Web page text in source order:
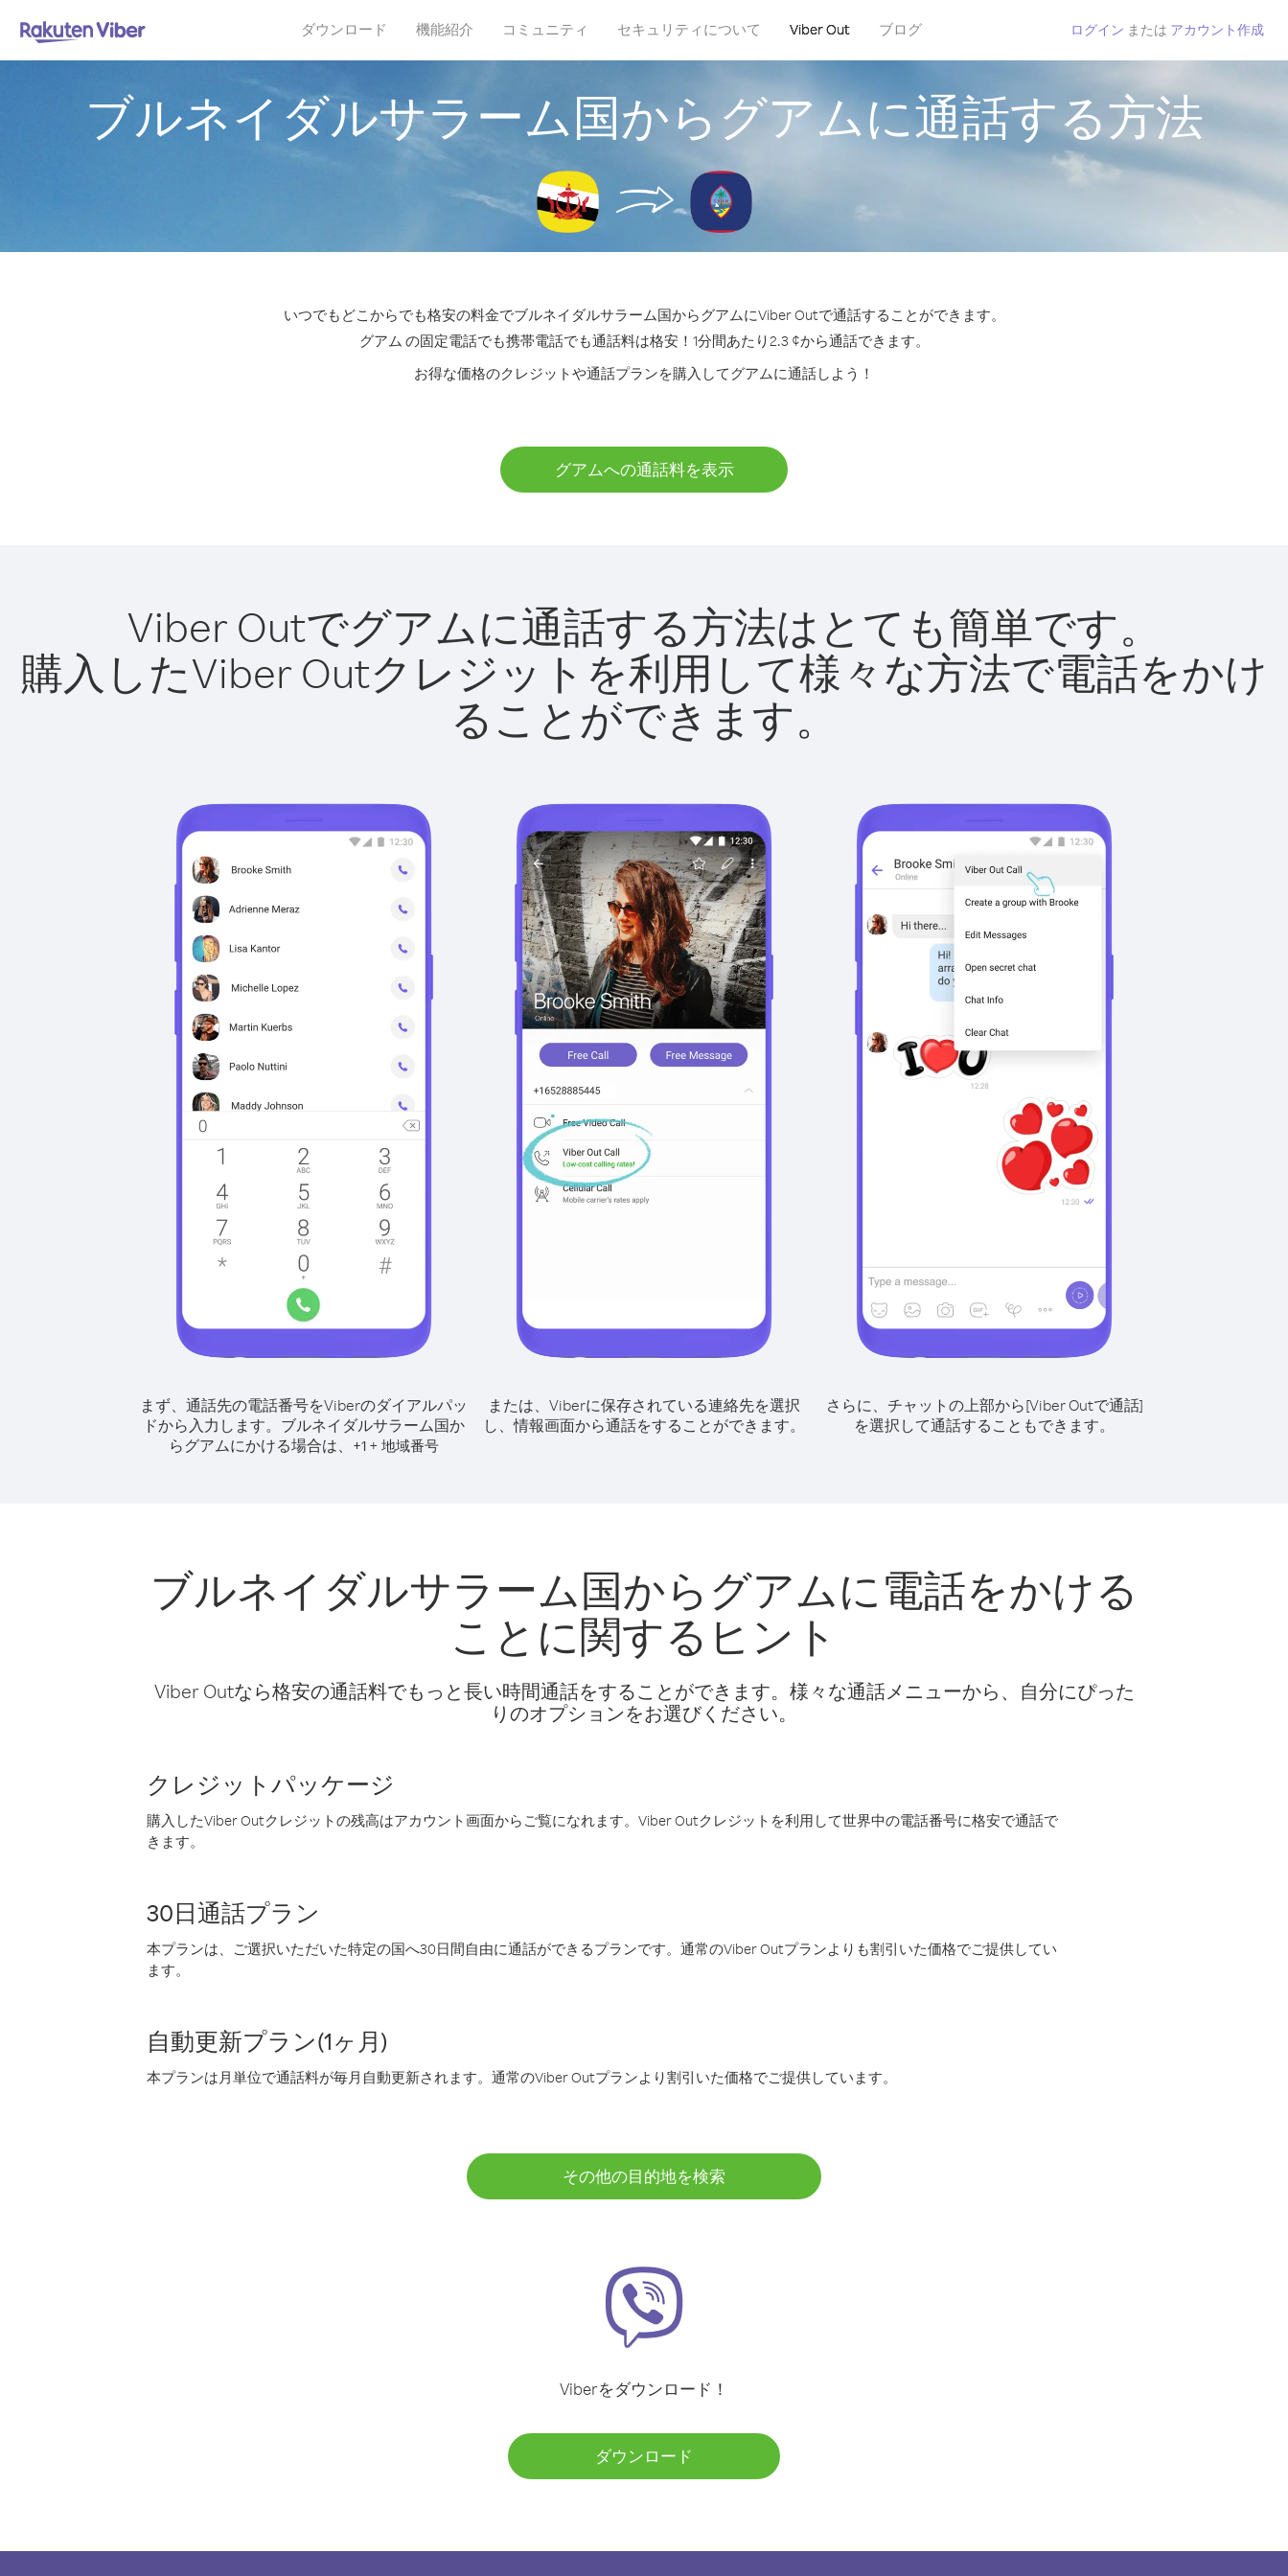
ダウンロード 機能紹介 コミュニティ セキュリティについて Viber Out ブログ ログイン または アカウント作成
ブルネイダルサラーム国からグアムに通話する方法
いつでもどこからでも格安の料金でブルネイダルサラーム国からグアムにViber Outで通話することができます。
グアム の固定電話でも携帯電話でも通話料は格安！1分間あたり2.3 ¢から通話できます。
お得な価格のクレジットや通話プランを購入してグアムに通話しよう！
グアムへの通話料を表示
Viber Outでグアムに通話する方法はとても簡単です。
購入したViber Outクレジットを利用して様々な方法で電話をかけ
ることができます。
まず、通話先の電話番号をViberのダイアルパッ
ドから入力します。 ブルネイダルサラーム国か
らグアムにかける場合は、 +1 + 地域番号
または、Viberに保存されている連絡先を選択
し、情報画面から通話をすることができます。
さらに、チャットの上部から[Viber Outで通話]
を選択して通話することもできます。
ブルネイダルサラーム国からグアムに電話をかける
ことに関するヒント
Viber Outなら格安の通話料でもっと長い時間通話をすることができます。様々な通話メニューから、自分にぴった
りのオプションをお選びください。
クレジットパッケージ
購入したViber Outクレジットの残高はアカウント画面からご覧になれます。Viber Outクレジットを利用して世界中の電話番号に格安で通話で
きます。
30日通話プラン
本プランは、ご選択いただいた特定の国へ30日間自由に通話ができるプランです。通常のViber Outプランよりも割引いた価格でご提供してい
ます。
自動更新プラン(1ヶ月)
本プランは月単位で通話料が毎月自動更新されます。通常のViber Outプランより割引いた価格でご提供しています。
その他の目的地を検索
Viberをダウンロード！
ダウンロード